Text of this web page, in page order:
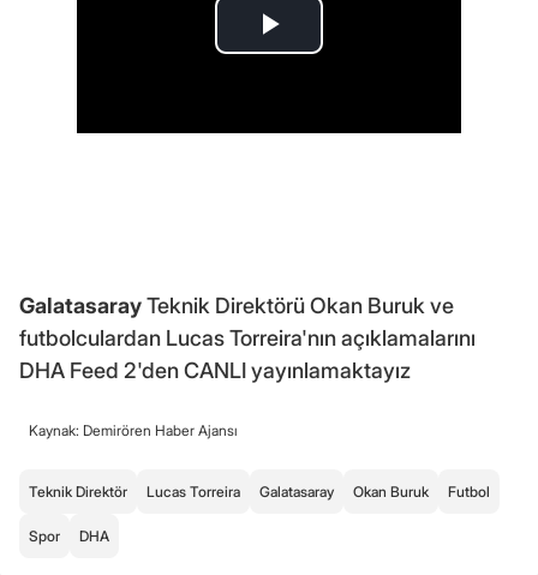
GalatasarayTeknik Direktörü Okan Buruk ve
futbolculardan Lucas Torreira'nın açıklamalarını
DHA Feed 2'den CANLI yayınlamaktayız
Kaynak: Demirören Haber Ajansı
Teknik Direktör Lucas Torreira Galatasaray Okan Buruk Futbol
Spor DHA